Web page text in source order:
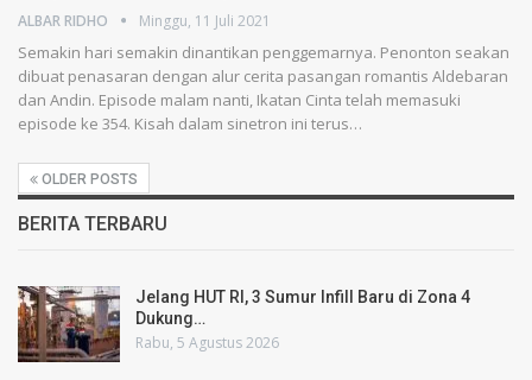
ALBAR RIDHO Minggu, 11 Juli 2021
Semakin hari semakin dinantikan penggemarnya. Penonton seakan
dibuat penasaran dengan alur cerita pasangan romantis Aldebaran
dan Andin. Episode malam nanti, Ikatan Cinta telah memasuki
episode ke 354. Kisah dalam sinetron ini terus…
OLDER POSTS
BERITA TERBARU
Jelang HUT RI, 3 Sumur Infill Baru di Zona 4
Dukung…
Rabu, 5 Agustus 2026